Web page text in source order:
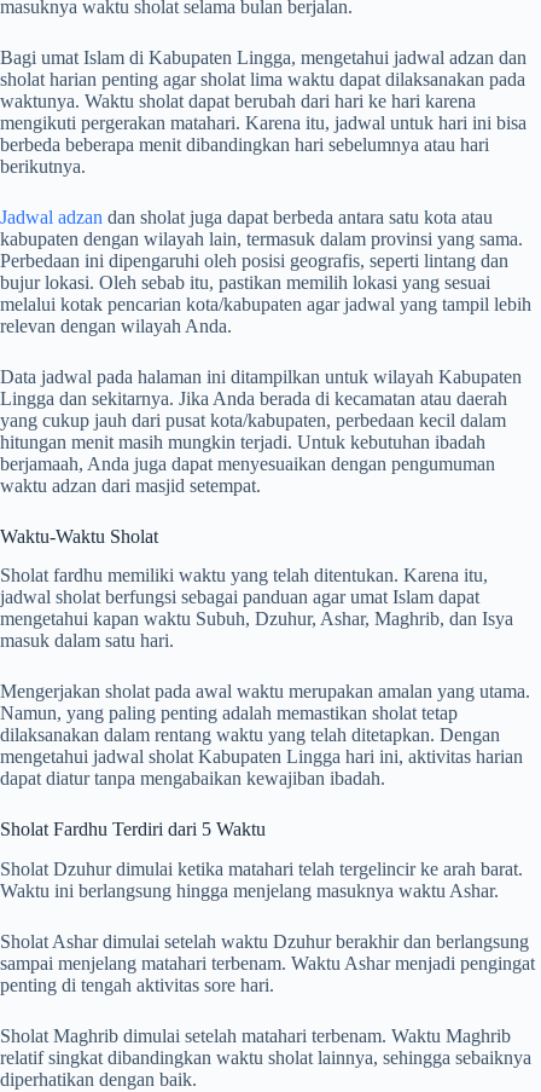
masuknya waktu sholat selama bulan berjalan.
Bagi umat Islam di Kabupaten Lingga, mengetahui jadwal adzan dan
sholat harian penting agar sholat lima waktu dapat dilaksanakan pada
waktunya. Waktu sholat dapat berubah dari hari ke hari karena
mengikuti pergerakan matahari. Karena itu, jadwal untuk hari ini bisa
berbeda beberapa menit dibandingkan hari sebelumnya atau hari
berikutnya.
Jadwal adzan dan sholat juga dapat berbeda antara satu kota atau
kabupaten dengan wilayah lain, termasuk dalam provinsi yang sama.
Perbedaan ini dipengaruhi oleh posisi geografis, seperti lintang dan
bujur lokasi. Oleh sebab itu, pastikan memilih lokasi yang sesuai
melalui kotak pencarian kota/kabupaten agar jadwal yang tampil lebih
relevan dengan wilayah Anda.
Data jadwal pada halaman ini ditampilkan untuk wilayah Kabupaten
Lingga dan sekitarnya. Jika Anda berada di kecamatan atau daerah
yang cukup jauh dari pusat kota/kabupaten, perbedaan kecil dalam
hitungan menit masih mungkin terjadi. Untuk kebutuhan ibadah
berjamaah, Anda juga dapat menyesuaikan dengan pengumuman
waktu adzan dari masjid setempat.
Waktu-Waktu Sholat
Sholat fardhu memiliki waktu yang telah ditentukan. Karena itu,
jadwal sholat berfungsi sebagai panduan agar umat Islam dapat
mengetahui kapan waktu Subuh, Dzuhur, Ashar, Maghrib, dan Isya
masuk dalam satu hari.
Mengerjakan sholat pada awal waktu merupakan amalan yang utama.
Namun, yang paling penting adalah memastikan sholat tetap
dilaksanakan dalam rentang waktu yang telah ditetapkan. Dengan
mengetahui jadwal sholat Kabupaten Lingga hari ini, aktivitas harian
dapat diatur tanpa mengabaikan kewajiban ibadah.
Sholat Fardhu Terdiri dari 5 Waktu
Sholat Dzuhur dimulai ketika matahari telah tergelincir ke arah barat.
Waktu ini berlangsung hingga menjelang masuknya waktu Ashar.
Sholat Ashar dimulai setelah waktu Dzuhur berakhir dan berlangsung
sampai menjelang matahari terbenam. Waktu Ashar menjadi pengingat
penting di tengah aktivitas sore hari.
Sholat Maghrib dimulai setelah matahari terbenam. Waktu Maghrib
relatif singkat dibandingkan waktu sholat lainnya, sehingga sebaiknya
diperhatikan dengan baik.